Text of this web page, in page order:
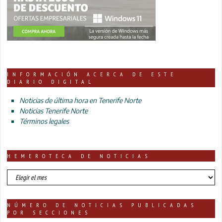
INFORMACIÓN ACERCA DE ESTE
DIARIO DIGITAL
Noticias de última hora en Tenerife Norte
Noticias Tenerife Norte
Términos legales
HEMEROTECA DE NOTICIAS
HEMEROTECA
DE
NÚMERO DE NOTICIAS PUBLICADAS
POR SECCIONES